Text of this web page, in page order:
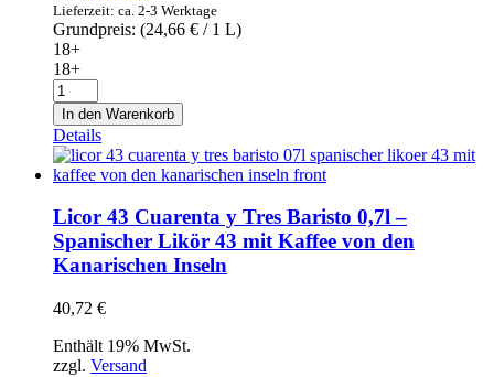
Lieferzeit: ca. 2-3 Werktage
Grundpreis: (24,66 € / 1 L)
18+
18+
Vermut
-
El
Bandarra
blanco
1l
Menge
In den Warenkorb
Details
Licor 43 Cuarenta y Tres Baristo 0,7l –
Spanischer Likör 43 mit Kaffee von den
Kanarischen Inseln
40,72 €
Enthält 19% MwSt.
zzgl. Versand